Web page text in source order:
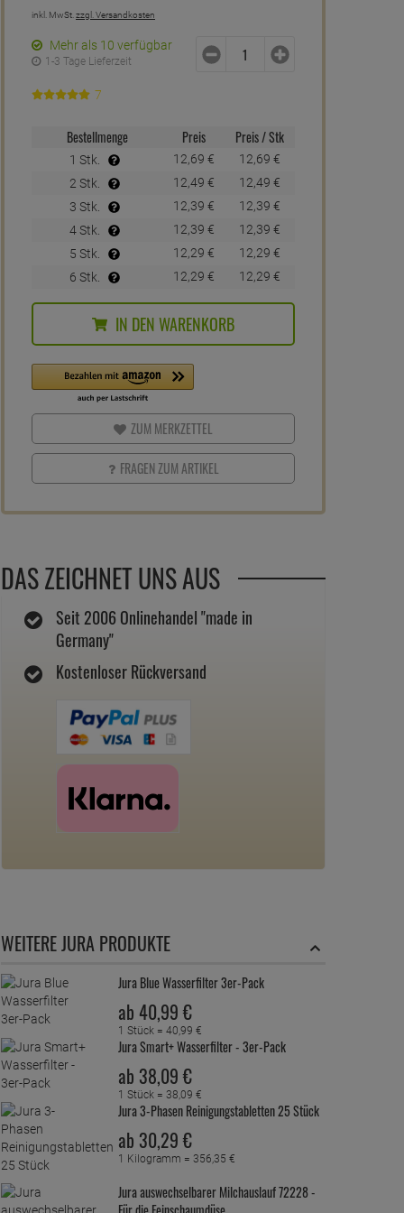
inkl. MwSt. zzgl. Versandkosten
Mehr als 10 verfügbar
1-3 Tage Lieferzeit
7
Bestellmenge Preis Preis / Stk
1 Stk. 12, 69 € 12, 69 €
2 Stk.
12, 49 € 12, 49 €
3 Stk.
12, 39 € 12, 39 €
4 Stk.
12, 39 € 12, 39 €
5 Stk.
12, 29 € 12, 29 €
6 Stk.
12, 29 € 12, 29 €
IN DEN WARENKORB
ZUM MERKZETTEL
FRAGEN ZUM ARTIKEL
DAS ZEICHNET UNS AUS
Seit 2006 Onlinehandel "made in
Germany"
Kostenloser Rückversand
WEITERE JURA PRODUKTE
Jura Blue Wasserfilter 3er-Pack
ab 40,99 €
1 Stück = 40,99 €
Jura Smart+ Wasserfilter - 3er-Pack
ab 38,09 €
1 Stück = 38,09 €
Jura 3-Phasen Reinigungstabletten 25 Stück
ab 30,29 €
1 Kilogramm = 356,35 €
Jura auswechselbarer Milchauslauf 72228 -